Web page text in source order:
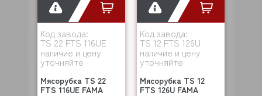
Код завода:
TS 22 FTS 116UE
наличие и цену
уточняйте
Мясорубка TS 22
FTS 116UE FAMA
Код завода:
TS 12 FTS 126U
наличие и цену
уточняйте
Мясорубка TS 12
FTS 126U FAMA